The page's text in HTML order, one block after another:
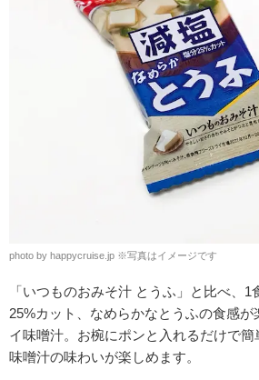
photo by happycruise.jp ※写真はイメージです
「いつものおみそ汁 とうふ」と比べ、
25%カット、なめらかなとうふの食感が
イ味噌汁。お椀にポンと入れるだけで
味噌汁の味わいが楽しめます。